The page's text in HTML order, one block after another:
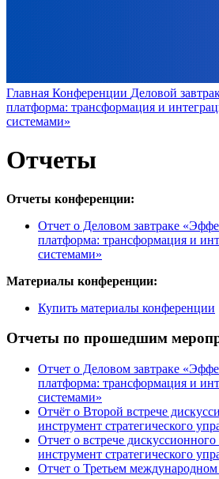
Главная Конференции Деловой
платформа: трансформация и
системами»
Отчеты
Отчеты конференции:
Отчет о Деловом завтраке
платформа: трансформация и
системами»
Материалы конференции:
Купить материалы конференции
Отчеты по прошедшим
Отчет о Деловом завтраке
платформа: трансформация и
системами»
Отчёт о Второй встрече
инструмент стратегического
Отчет о встрече
инструмент стратегического
Отчет о Третьем